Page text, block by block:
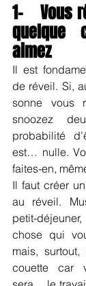
1-   Vous
quelque
aimez
Il est
de réveil. Si,
sonne vous
snoozez
probabilité
est… nulle.
faites-en,
Il faut créer
au réveil.
petit-
chose qui
mais,
couette car